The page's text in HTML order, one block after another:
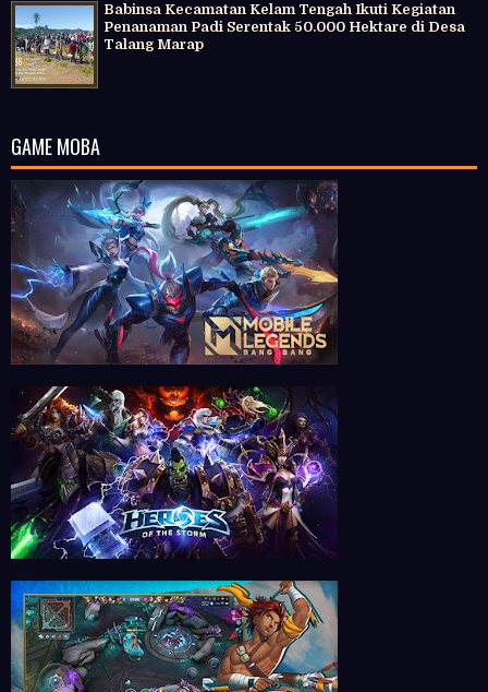
Babinsa Kecamatan Kelam Tengah Ikuti Kegiatan
Penanaman Padi Serentak 50.000 Hektare di Desa
Talang Marap
GAME MOBA